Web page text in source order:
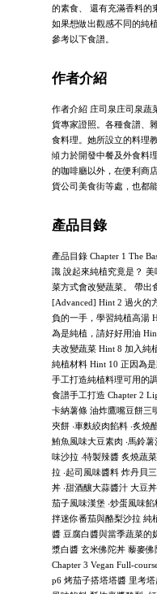
的素食、 還有充滿香料的
如果想做出觀感不同的純
參考以下食譜。
作者介紹
作者介紹 庄司泉庄司泉蔬
貨專家證照。各種食譜、
食料理。她所設立的料理
傾力於開發中餐及外食料
的咖啡廳以外，在便利商
貨公司美食街等處，也都
產品目錄
產品目錄 Chapter 1 The
識 說起來純植究竟是？
菜方式會改變蔬菜。 帶出
[Advanced] Hint 2 過火的
負的一手，學習純植高湯
為是純植，請好好用油
夫改變蔬菜 Hint 8 加入純
純植材料 Hint 10 正因為
手工打造純植料理可用的
食譜手工打造 Chapter 2
卡納薯條 油炸鷹嘴豆餅三
夾餅 ‧車麩絞肉餡料 ‧炙燒
鮪魚風味大豆素肉 ‧馬鈴
味沙拉 ‧特製辣醬 炙燒蔬
拉 ‧起司風味醬料 炸丹貝
丼 ‧甜酒釀大蒜醬汁 大豆
茄子風味漢堡 ‧炒蛋風味
拌迷你番茄與酪梨沙拉 純
醬 豆腐白醬與當季蔬菜的
漿白醬 玄米佛陀丼 藜麥
Chapter 3 Vegan Full-
p6 烤茄子搭塔塔醬 里考